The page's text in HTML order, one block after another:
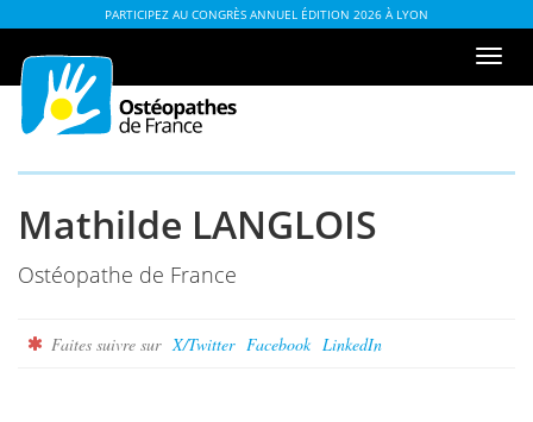
contenu
des
PARTICIPEZ AU CONGRÈS ANNUEL ÉDITION 2026 À LYON
de
Mathilde LANGLOIS
Ostéopathe de France
Faites suivre sur X/Twitter Facebook LinkedIn